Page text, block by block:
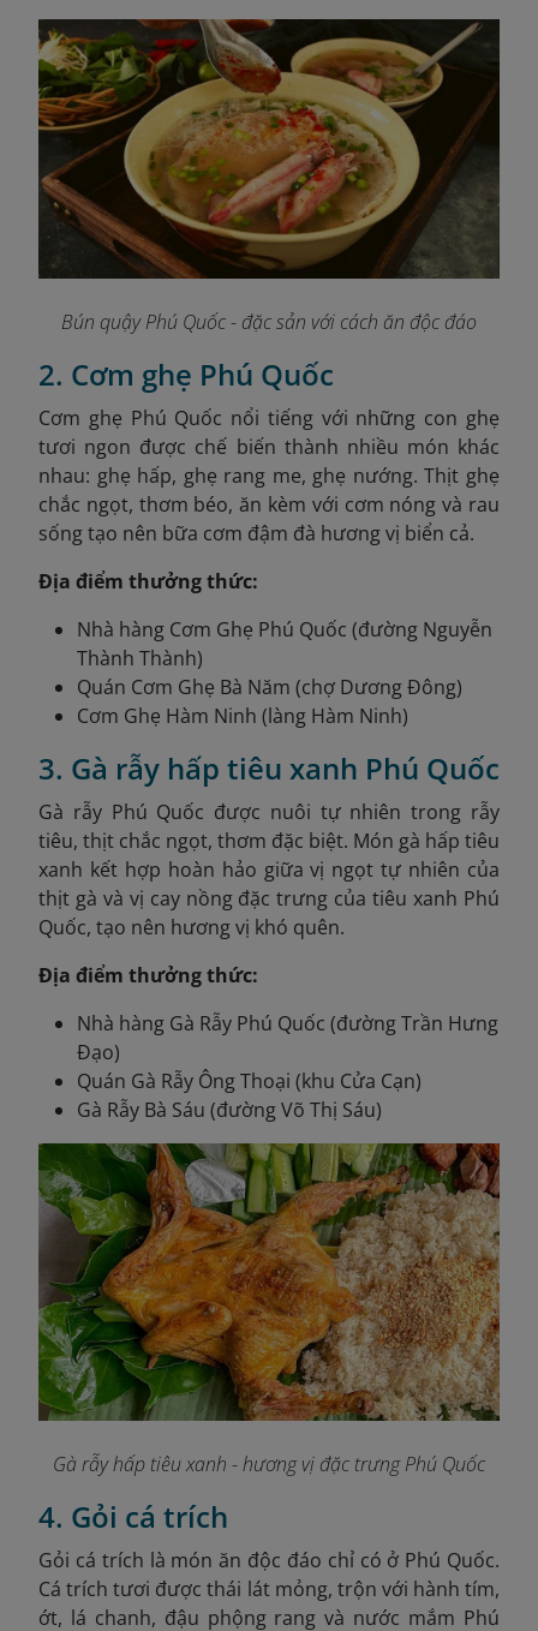
Bún quậy Phú Quốc - đặc sản với cách ăn độc đáo
2. Cơm ghẹ Phú Quốc
Cơm ghẹ Phú Quốc nổi tiếng với những con ghẹ
tươi ngon được chế biến thành nhiều món khác
nhau: ghẹ hấp, ghẹ rang me, ghẹ nướng. Thịt ghẹ
chắc ngọt, thơm béo, ăn kèm với cơm nóng và rau
sống tạo nên bữa cơm đậm đà hương vị biển cả.
Địa điểm thưởng thức:
Nhà hàng Cơm Ghẹ Phú Quốc (đường Nguyễn
Thành Thành)
Quán Cơm Ghẹ Bà Năm (chợ Dương Đông)
Cơm Ghẹ Hàm Ninh (làng Hàm Ninh)
3. Gà rẫy hấp tiêu xanh Phú Quốc
Gà rẫy Phú Quốc được nuôi tự nhiên trong rẫy
tiêu, thịt chắc ngọt, thơm đặc biệt. Món gà hấp tiêu
xanh kết hợp hoàn hảo giữa vị ngọt tự nhiên của
thịt gà và vị cay nồng đặc trưng của tiêu xanh Phú
Quốc, tạo nên hương vị khó quên.
Địa điểm thưởng thức:
Nhà hàng Gà Rẫy Phú Quốc (đường Trần Hưng
Đạo)
Quán Gà Rẫy Ông Thoại (khu Cửa Cạn)
Gà Rẫy Bà Sáu (đường Võ Thị Sáu)
Gà rẫy hấp tiêu xanh - hương vị đặc trưng Phú Quốc
4. Gỏi cá trích
Gỏi cá trích là món ăn độc đáo chỉ có ở Phú Quốc.
Cá trích tươi được thái lát mỏng, trộn với hành tím,
ớt, lá chanh, đậu phộng rang và nước mắm Phú